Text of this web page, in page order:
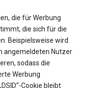
die für Werbung
die sich für die
Beispielsweise wird
angemeldeten Nutzer
sodass die
Werbung
Cookie bleibt